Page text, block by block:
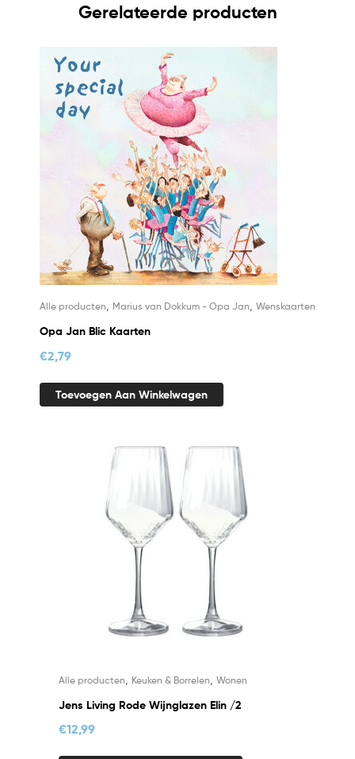
Gerelateerde producten
Alle producten, Marius van Dokkum - Opa Jan, Wenskaarten
Opa Jan Blic Kaarten
€2,79
Toevoegen Aan Winkelwagen
Alle producten Keuken & Borrelen Wonen
Jens Living Rode Wijnglazen Elin /2
€12,99